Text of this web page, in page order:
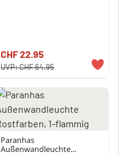
CHF 22.95
UVP:CHF 64.95
Paranhas
Außenwandleuchte